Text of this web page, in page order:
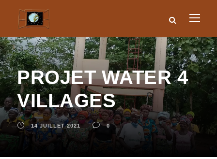
PROJET WATER 4
VILLAGES
14 JUILLET 2021 0